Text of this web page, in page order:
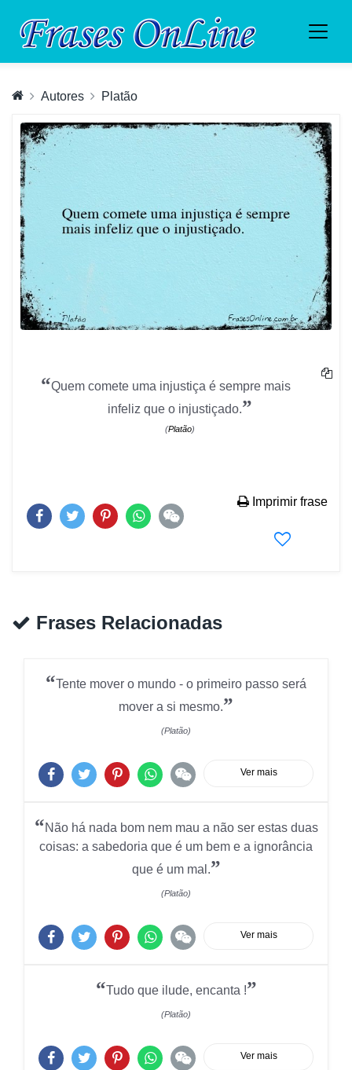
Autores Platão
“Quem comete uma injustiça é sempre mais
infeliz que o injustiçado.”
(Platão)
Imprimir frase
Frases Relacionadas
“Tente mover o mundo - o primeiro passo será
mover a si mesmo.”
(Platão)
Ver mais
“Não há nada bom nem mau a não ser estas duas
coisas: a sabedoria que é um bem e a ignorância
que é um mal.”
(Platão)
Ver mais
“Tudo que ilude, encanta !”
(Platão)
Ver mais